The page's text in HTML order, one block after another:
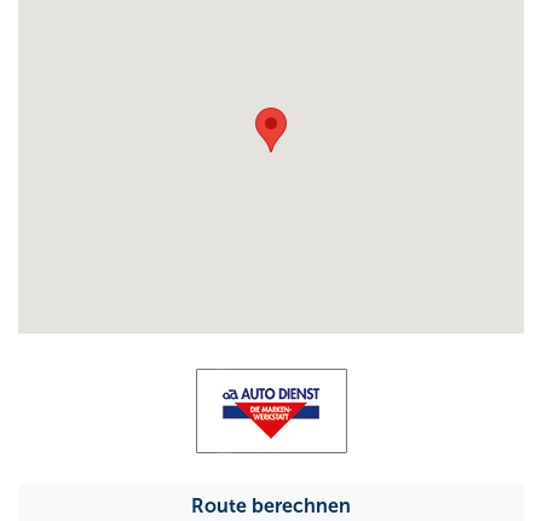
Route berechnen